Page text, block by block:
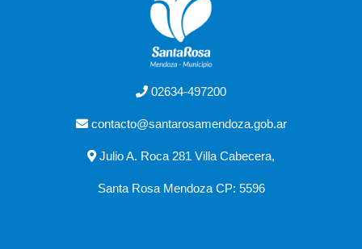
02634-497200
contacto@santarosamendoza.gob.ar
Julio A. Roca 281 Villa Cabecera,
Santa Rosa Mendoza CP: 5596